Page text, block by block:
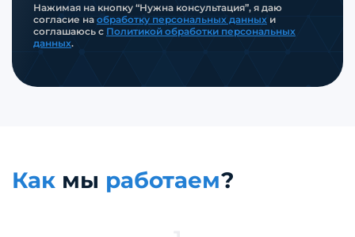
Нажимая на кнопку “Нужна консультация”, я даю
согласие на обработку персональных данных и
соглашаюсь с Политикой обработки персональных
данных.
Как мы работаем?